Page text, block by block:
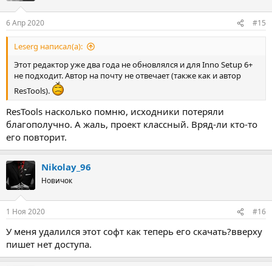
6 Апр 2020 #15
Leserg написал(а):
Этот редактор уже два года не обновлялся и для Inno Setup 6+
не подходит. Автор на почту не отвечает (также как и автор
ResTools).
ResTools насколько помню, исходники потеряли
благополучно. А жаль, проект классный. Вряд-ли кто-то
его повторит.
Nikolay_96
Новичок
1 Ноя 2020 #16
У меня удалился этот софт как теперь его скачать?вверху
пишет нет доступа.